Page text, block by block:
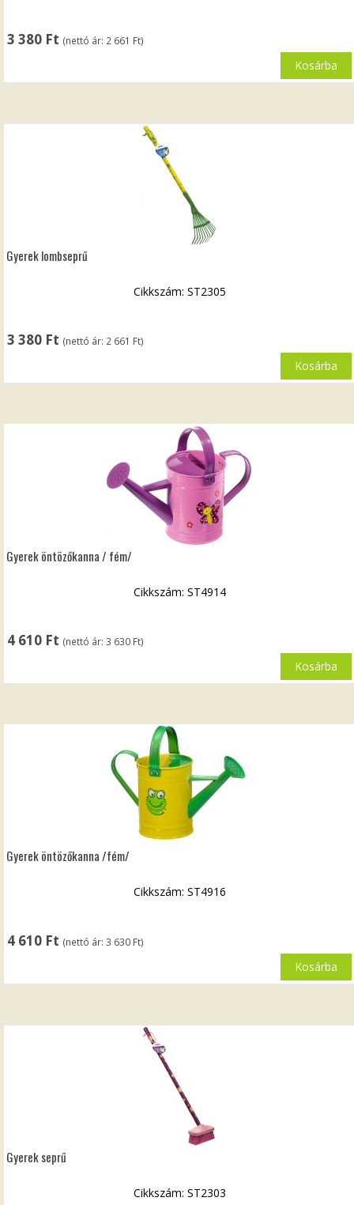
3 380 Ft (nettó ár: 2 661 Ft)
Kosárba
Gyerek lombseprű
3 380 Ft (nettó ár: 2 661 Ft)
Cikkszám: ST2305
Kosárba
Gyerek öntözőkanna / fém/
4 610 Ft (nettó ár:3 630 Ft)
Cikkszám: ST4914
Kosárba
Gyerek öntözőkanna /fém/
4 610 Ft (nettó ár:3 630 Ft)
Cikkszám: ST4916
Kosárba
Gyerek seprű
Cikkszám: ST2303